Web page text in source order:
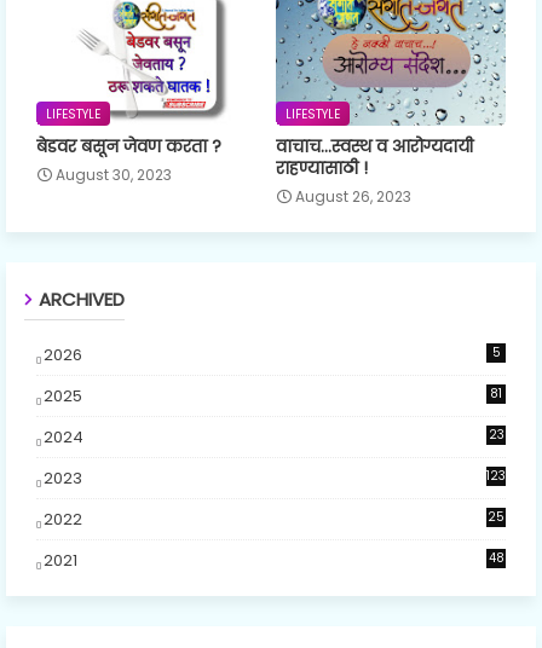
LIFESTYLE
बेडवर बसून जेवण करता ?
August 30, 2023
LIFESTYLE
वाचाच...स्वस्थ व आरोग्यदायी
राहण्यासाठी !
August 26, 2023
ARCHIVED
2026 5
2025 81
2024
23
2023 123
2022 25
2021 48